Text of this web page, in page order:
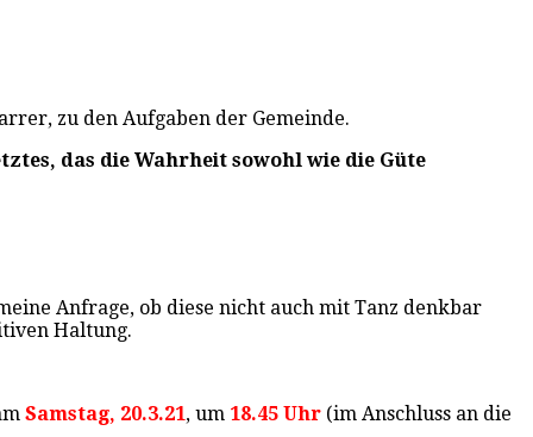
zu den Aufgaben der Gemeinde.
das die Wahrheit sowohl wie die Güte
Anfrage, ob diese nicht auch mit Tanz denkbar
Haltung.
Samstag, 20.3.21, um 18.45 Uhr (im Anschluss an die